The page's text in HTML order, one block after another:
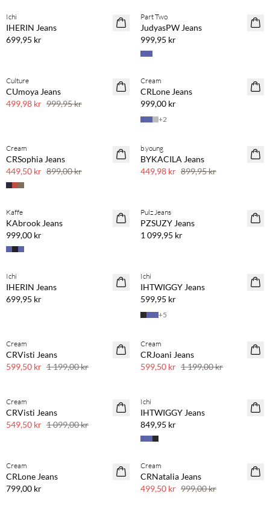
Ichi
IHERIN Jeans
699,95 kr
Part Two
JudyasPW Jeans
999,95 kr
SAVE20
50 % rabatt
Culture
CUmoya Jeans
499,98 kr 999,95 kr
Cream
CRLone Jeans
999,00 kr
+2
SAVE20
50 % rabatt
Cream
CRSophia Jeans
449,50 kr 899,00 kr
SAVE20
b.young
BYKACILA Jeans
449,98 kr 899,95 kr
Kaffe
KAbrook Jeans
999,00 kr
Pulz Jeans
PZSUZY Jeans
1 099,95 kr
Ichi
IHERIN Jeans
699,95 kr
Ichi
IHTWIGGY Jeans
599,95 kr
+5
SAVE20
Cream
CRVisti Jeans
599,50 kr 1 199,00 kr
SAVE20
Cream
CRJoani Jeans
599,50 kr 1 199,00 kr
SAVE20
Cream
CRVisti Jeans
549,50 kr 1 099,00 kr
Ichi
IHTWIGGY Jeans
849,95 kr
Cream
CRLone Jeans
799,00 kr
SAVE20
Cream
CRNatalia Jeans
499,50 kr 999,00 kr